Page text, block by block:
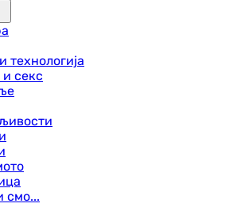
технологија
секс
смо...